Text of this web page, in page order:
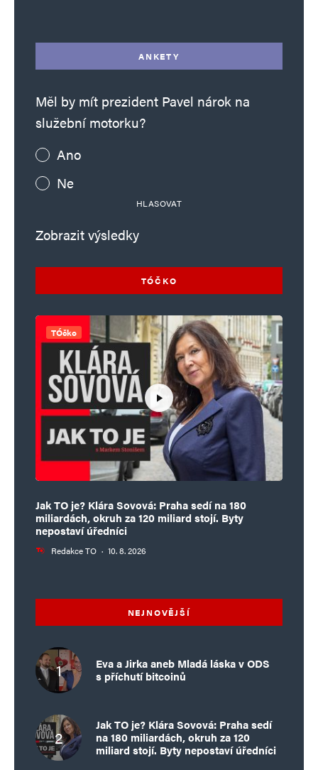
ANKETY
Měl by mít prezident Pavel nárok na
služební motorku?
Ano
Ne
HLASOVAT
Zobrazit výsledky
TÓČKO
TÓčko
Jak TO je? Klára Sovová: Praha sedí na 180
miliardách, okruh za 120 miliard stojí. Byty
nepostaví úředníci
Redakce TO · 10. 8. 2026
NEJNOVĚJŠÍ
Eva a Jirka aneb Mladá láska v ODS
s příchutí bitcoinů
Jak TO je? Klára Sovová: Praha sedí
na 180 miliardách, okruh za 120
miliard stojí. Byty nepostaví úředníci